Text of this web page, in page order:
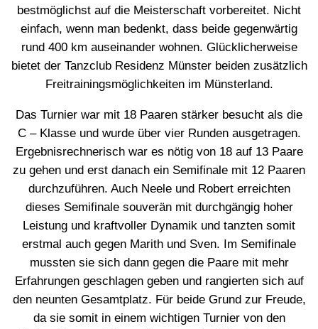
bestmöglichst auf die Meisterschaft vorbereitet. Nicht
einfach, wenn man bedenkt, dass beide gegenwärtig
rund 400 km auseinander wohnen. Glücklicherweise
bietet der Tanzclub Residenz Münster beiden zusätzlich
Freitrainingsmöglichkeiten im Münsterland.
Das Turnier war mit 18 Paaren stärker besucht als die
C – Klasse und wurde über vier Runden ausgetragen.
Ergebnisrechnerisch war es nötig von 18 auf 13 Paare
zu gehen und erst danach ein Semifinale mit 12 Paaren
durchzuführen. Auch Neele und Robert erreichten
dieses Semifinale souverän mit durchgängig hoher
Leistung und kraftvoller Dynamik und tanzten somit
erstmal auch gegen Marith und Sven. Im Semifinale
mussten sie sich dann gegen die Paare mit mehr
Erfahrungen geschlagen geben und rangierten sich auf
den neunten Gesamtplatz. Für beide Grund zur Freude,
da sie somit in einem wichtigen Turnier von den